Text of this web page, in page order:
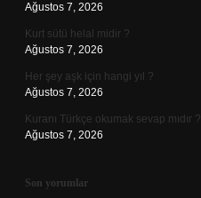
Ağustos 7, 2026
Kurt sütü helal midir ?
Ağustos 7, 2026
Her şey aşk için hangi yıl ?
Ağustos 7, 2026
Kuranı Türkçe okumak sevap mıdır ?
Ağustos 7, 2026
Son yorumlar